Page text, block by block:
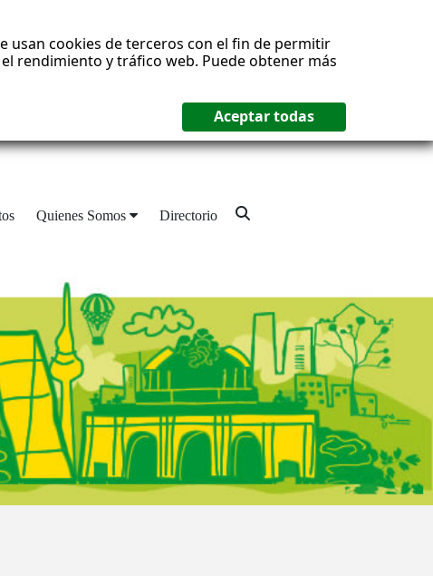
usan cookies de terceros con el fin de permitir
rendimiento y tráfico web. Puede obtener más
Quienes Somos Directorio